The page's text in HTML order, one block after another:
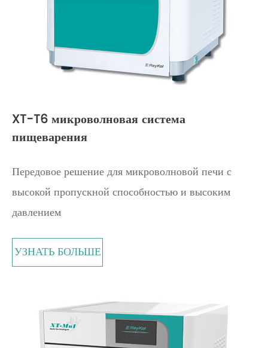
XT-T6 микроволновая система
пищеварения
Передовое решение для микроволновой печи с
высокой пропускной способностью и высоким
давлением
УЗНАТЬ БОЛЬШЕ